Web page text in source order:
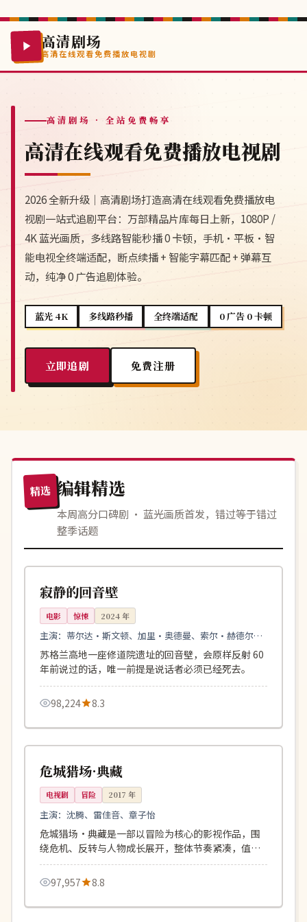
高清剧场
高清在线观看免费播放电视剧
高清剧场 · 全站免费畅享
高清在线观看免费播放电视剧
2026 全新升级｜高清剧场打造高清在线观看免费播放电
视剧一站式追剧平台：万部精品片库每日上新，1080P /
4K 蓝光画质，多线路智能秒播 0 卡顿，手机·平板·智
能电视全终端适配，断点续播 + 智能字幕匹配 + 弹幕互
动，纯净 0 广告追剧体验。
蓝光 4K 多线路秒播 全终端适配 0 广告 0 卡顿
立即追剧 免费注册
精选 编辑精选
本周高分口碑剧 · 蓝光画质首发，错过等于错过
整季话题
英国
完结 116分钟
寂静的回音壁
电影 惊悚 2024年
主演： 蒂尔达·斯文顿、加里·奥德曼、索尔·赫德尔斯
顿
苏格兰高地一座修道院遗址的回音壁，会原样反射 60
年前说过的话，唯一前提是说话者必须已经死去。
98,224 8.3
中国
独播 135分钟
危城猎场·典藏
电视剧 冒险 2017 年
主演：沈腾、雷佳音、章子怡
危城猎场·典藏是一部以冒险为核心的影视作品，围
绕危机、反转与人物成长展开，整体节奏紧凑，值得
推荐观看。
97,957
8.8
院线 110分钟